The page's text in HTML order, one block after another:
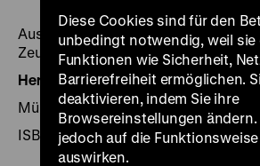
Ausstellung Deutsches Historisches
Zeughaus, 7. Mai bis 27. Juli 1993.
Herausgegeben von:Hrsg.: Dominik
München 1993, 480 Seiten: zahlr. Ill.,
ISBN 3-7774-6140-7
Diese Cookies sind für den
unbedingt notwendig, weil
Funktionen wie Sicherheit,
Barrierefreiheit ermöglichen.
deaktivieren, indem Sie ihre
Browsereinstellungen
jedoch auf die
auswirken.